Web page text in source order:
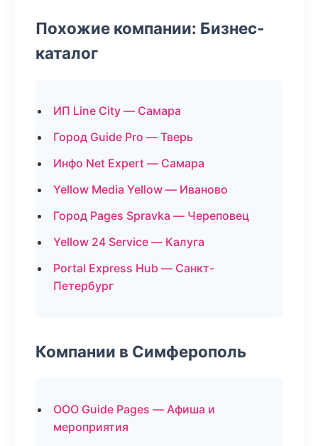
Похожие компании: Бизнес-
каталог
ИП Line City — Самара
Город Guide Pro — Тверь
Инфо Net Expert — Самара
Yellow Media Yellow — Иваново
Город Pages Spravka — Череповец
Yellow 24 Service — Калуга
Portal Express Hub — Санкт-
Петербург
Компании в Симферополь
ООО Guide Pages — Афиша и
мероприятия